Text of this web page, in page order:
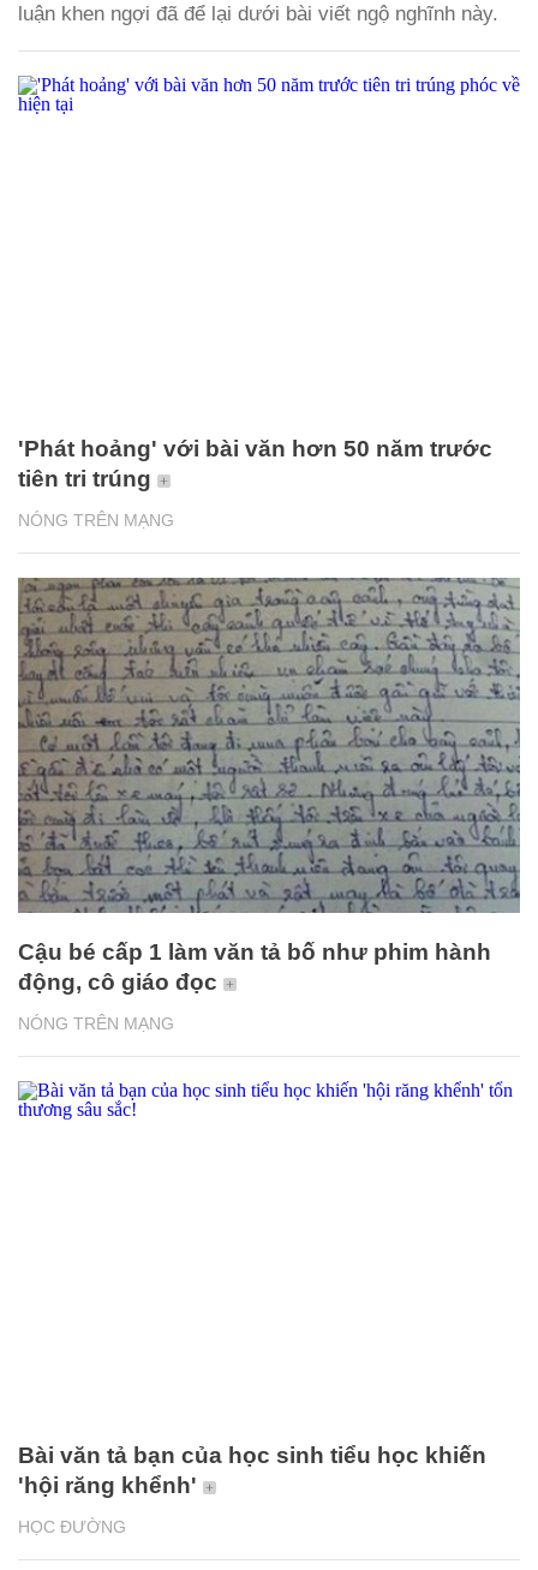
luận khen ngợi đã để lại dưới bài viết ngộ nghĩnh này.
NÓNG TRÊN MẠNG
'Phát hoảng' với bài văn hơn 50 năm trước
tiên tri trúng
NÓNG TRÊN MẠNG
Cậu bé cấp 1 làm văn tả bố như phim hành
động, cô giáo đọc
HỌC ĐƯỜNG
Bài văn tả bạn của học sinh tiểu học khiến
'hội răng khểnh'